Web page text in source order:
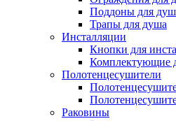
Поддоны для
Трапы для душа
Инсталляции
Кнопки для
Комплектующие
Полотенцесушители
Раковины